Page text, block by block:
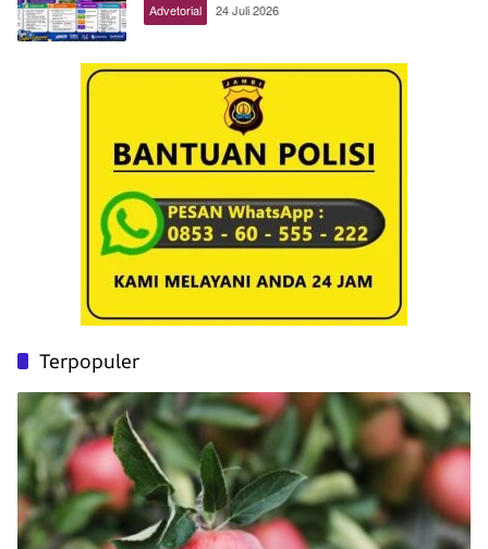
Advetorial 24 Juli 2026
Terpopuler